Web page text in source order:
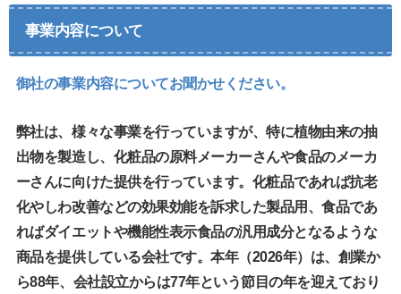
事業内容について
御社の事業内容についてお聞かせください。
弊社は、様々な事業を行っていますが、特に植物由来の抽
出物を製造し、化粧品の原料メーカーさんや食品のメーカ
ーさんに向けた提供を行っています。化粧品であれば抗老
化やしわ改善などの効果効能を訴求した製品用、食品であ
ればダイエットや機能性表示食品の汎用成分となるような
商品を提供している会社です。本年（2026年）は、創業か
ら88年、会社設立からは77年という節目の年を迎えており